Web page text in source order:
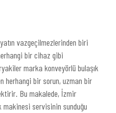
vazgeçilmezlerinden biri
bir cihaz gibi
marka konveyörlü bulaşık
herhangi bir sorun, uzman bir
Bu makalede, İzmir
makinesi servisinin sunduğu